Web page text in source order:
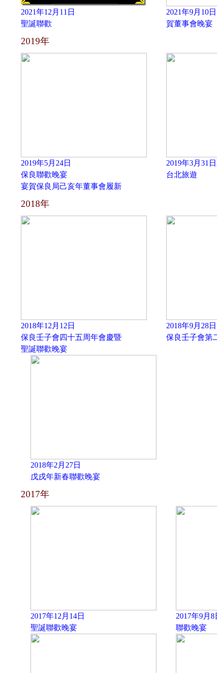
2021年12月11日
聖誕聯歡
2021年9月10日
賀董事會晚宴
2019年
2019年5月24日
保良聯歡晚宴
宴賀保良局己亥年董事會履新
2019年3月31
台北旅遊
2018年
2018年12月12日
保良壬子會四十五周年會慶暨
聖誕聯歡晚宴
2018年9月28日
保良壬子會第
2018年2月27日
戊戌年新春聯歡晚宴
2017年
2017年12月14日
聖誕聯歡晚宴
2017年9月8
聯歡晚宴